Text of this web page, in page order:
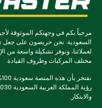
مرحباً بكم في وجهتكم الموثوقة
السعودية. نحن حريصون على جعل
لعملائنا، ونوفر تشكيلة واسعة من
مختلف المركبات وظروف القيادة.
والابتكار.